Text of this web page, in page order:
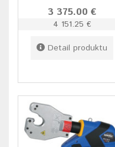
3 375.00 €
4 151.25 €
Detail produktu